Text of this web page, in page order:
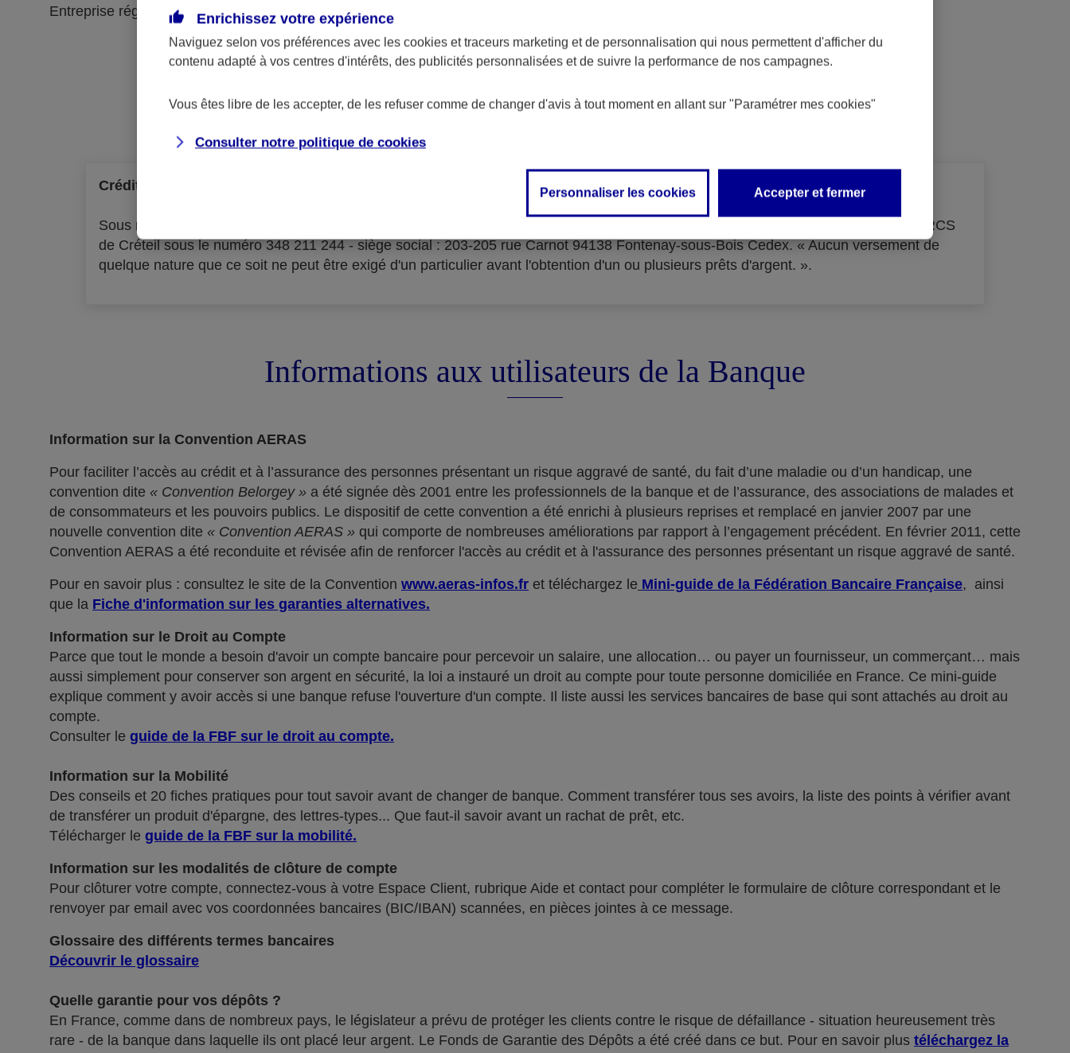
Entreprise régie par le code des assurances
Réserves d'acceptation du crédit
Crédit à la consommation
Sous réserve d'acceptation par l'organisme prêteur : AXA Banque Financement – SA au capital de 33 855 000 € - immatriculée au RCS
de Créteil sous le numéro 348 211 244 - siège social : 203-205 rue Carnot 94138 Fontenay-sous-Bois Cedex. « Aucun versement de
quelque nature que ce soit ne peut être exigé d'un particulier avant l'obtention d'un ou plusieurs prêts d'argent. ».
Informations aux utilisateurs de la Banque
Information sur la Convention AERAS
Pour faciliter l’accès au crédit et à l’assurance des personnes présentant un risque aggravé de santé, du fait d’une maladie ou d’un handicap, une
convention dite « Convention Belorgey » a été signée dès 2001 entre les professionnels de la banque et de l’assurance, des associations de malades et
de consommateurs et les pouvoirs publics. Le dispositif de cette convention a été enrichi à plusieurs reprises et remplacé en janvier 2007 par une
nouvelle convention dite « Convention AERAS » qui comporte de nombreuses améliorations par rapport à l’engagement précédent. En février 2011, cette
Convention AERAS a été reconduite et révisée afin de renforcer l'accès au crédit et à l'assurance des personnes présentant un risque aggravé de santé.
Pour en savoir plus : consultez le site de la Convention www.aeras-infos.fr et téléchargez le Mini-guide de la Fédération Bancaire Française, ainsi
que la Fiche d'information sur les garanties alternatives.
Information sur le Droit au Compte
Parce que tout le monde a besoin d'avoir un compte bancaire pour percevoir un salaire, une allocation… ou payer un fournisseur, un commerçant… mais
aussi simplement pour conserver son argent en sécurité, la loi a instauré un droit au compte pour toute personne domiciliée en France. Ce mini-guide
explique comment y avoir accès si une banque refuse l'ouverture d'un compte. Il liste aussi les services bancaires de base qui sont attachés au droit au
compte.
Consulter le guide de la FBF sur le droit au compte.
Information sur la Mobilité
Des conseils et 20 fiches pratiques pour tout savoir avant de changer de banque. Comment transférer tous ses avoirs, la liste des points à vérifier avant
de transférer un produit d'épargne, des lettres-types... Que faut-il savoir avant un rachat de prêt, etc.
Télécharger le guide de la FBF sur la mobilité.
Information sur les modalités de clôture de compte
Pour clôturer votre compte, connectez-vous à votre Espace Client, rubrique Aide et contact pour compléter le formulaire de clôture correspondant et le
renvoyer par email avec vos coordonnées bancaires (BIC/IBAN) scannées, en pièces jointes à ce message.
Glossaire des différents termes bancaires
Découvrir le glossaire
Quelle garantie pour vos dépôts ?
En France, comme dans de nombreux pays, le législateur a prévu de protéger les clients contre le risque de défaillance - situation heureusement très
rare - de la banque dans laquelle ils ont placé leur argent. Le Fonds de Garantie des Dépôts a été créé dans ce but. Pour en savoir plus téléchargez la
Enrichissez votre expérience
Naviguez selon vos préférences avec les cookies et traceurs marketing et de personnalisation qui nous permettent d'afficher du
contenu adapté à vos centres d'intérêts, des publicités personnalisées et de suivre la performance de nos campagnes.
Vous êtes libre de les accepter, de les refuser comme de changer d'avis à tout moment en allant sur "Paramétrer mes cookies"
Consulter notre politique de cookies
Personnaliser les cookies Accepter et fermer